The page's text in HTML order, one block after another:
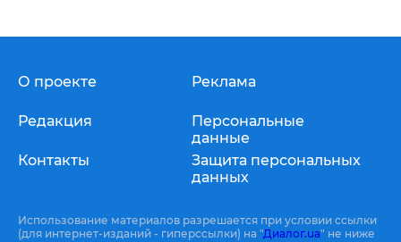
О проекте
Редакция
Контакты
Реклама
Персональные
данные
Защита персональных
данных
Использование материалов разрешается при условии ссылки
(для интернет-изданий - гиперссылки) на "Диалог.ua" не ниже